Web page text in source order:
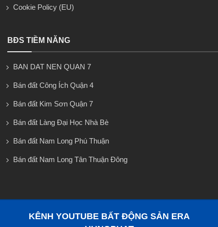
Cookie Policy (EU)
BĐS TIỀM NĂNG
BAN DAT NEN QUAN 7
Bán đất Công Ích Quận 4
Bán đất Kim Sơn Quận 7
Bán đất Làng Đại Học Nhà Bè
Bán đất Nam Long Phú Thuận
Bán đất Nam Long Tân Thuận Đông
KÊNH YOUTUBE BẤT ĐỘNG SẢN ERA